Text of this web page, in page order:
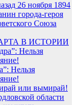
26 ноября 1894
города-героя
Союза
В ИСТОРИИ
Нельзя
или вымирай!